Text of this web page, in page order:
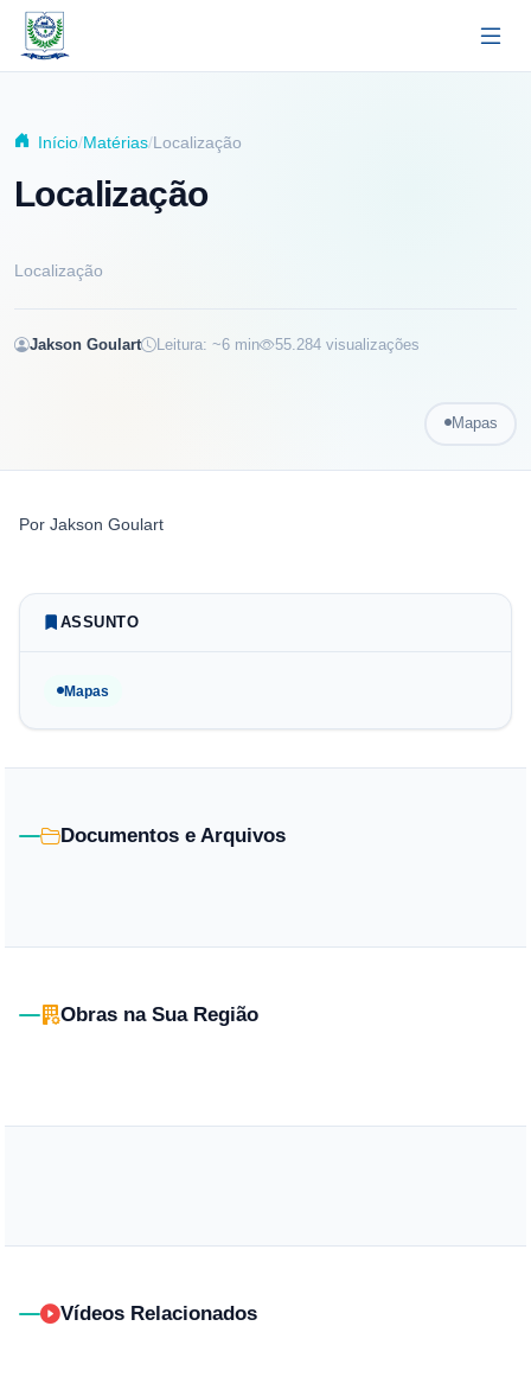
Pular para o conteúdo principal
Início Matérias Localização
Localização
Mapas
Localização
Jakson Goulart Leitura: ~6 min 55.284 visualizações
Por Jakson Goulart
ASSUNTO
Mapas
Documentos e Arquivos
Obras na Sua Região
Vídeos Relacionados